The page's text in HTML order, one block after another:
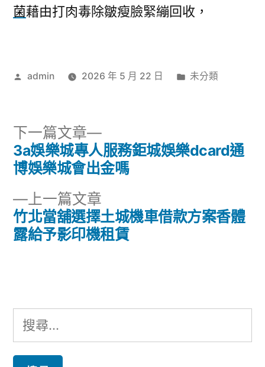
菌藉由打肉毒除皺瘦臉緊繃回收，
作
admin 2026 年 5 月 22 日
分
未分類
文
導
覽
上一篇文章
一
篇
竹北當舖選擇土城機車借款方案香體
露給予影印機租賃
下一篇文章
下
一
篇
3a娛樂城專人服務鉅城娛樂dcard通
博娛樂城會出金嗎
搜
尋